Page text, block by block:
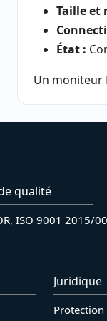
Taille et
État :
Un moniteur
qualité
ISO 9001 2015/
Juridique